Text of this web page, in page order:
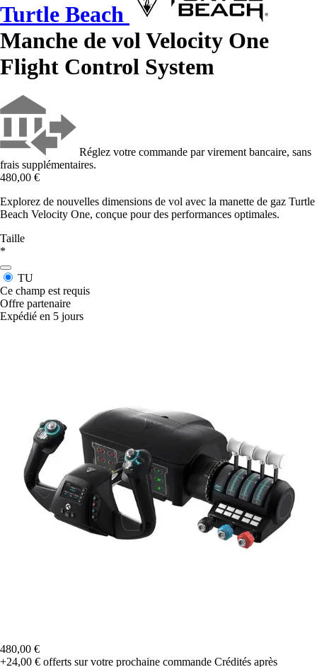
Turtle Beach
Manche de vol Velocity One
Flight Control System
Réglez votre commande par virement bancaire, sans
frais supplémentaires.
480,00 €
Explorez de nouvelles dimensions de vol avec la manette de gaz Turtle
Beach Velocity One, conçue pour des performances optimales.
Taille
*
TU
Ce champ est requis
Offre partenaire
Expédié en 5 jours
480,00 €
+24,00 € offerts sur votre prochaine commande Crédités après